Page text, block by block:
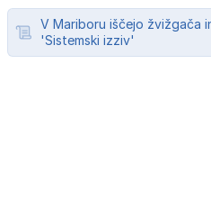
V Mariboru iščejo žvižgača
'Sistemski izziv'